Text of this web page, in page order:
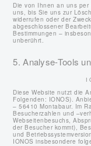
Die von Ihnen an uns
uns, bis Sie uns zur
widerrufen oder der
abgeschlossener
Bestimmungen –
unberührt.
5. Analyse-Tools
Diese Website nutzt die
Folgenden: IONOS).
– 56410 Montabaur. Im
Besucherzahlen und
Webseitenbesuchs,
der Besucher kommt),
und
IONOS insbesondere